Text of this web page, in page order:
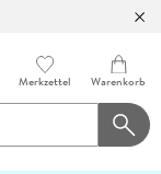
Merkzettel Warenkorb